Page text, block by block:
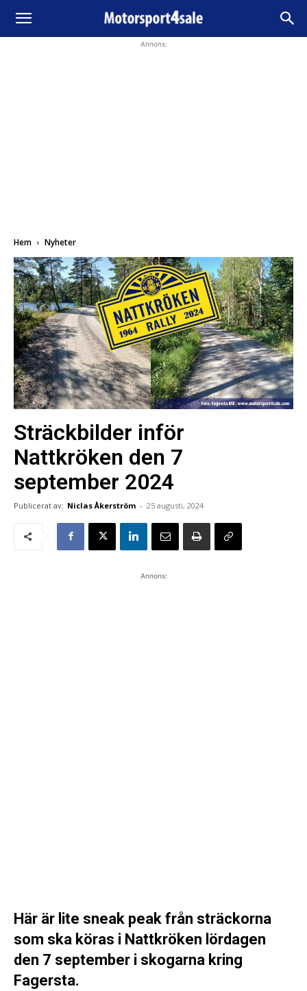
Annons:
Hem Nyheter
Sträckbilder inför
Nattkröken den 7
september 2024
Publicerat av: Niclas Åkerström - 25 augusti, 2024
Annons:
Här är lite sneak peak från sträckorna
som ska köras i Nattkröken lördagen
den 7 september i skogarna kring
Fagersta.